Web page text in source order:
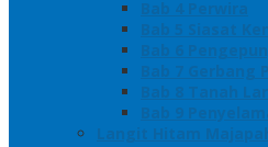
Bab 4 Perwira
Bab 5 Siasat
Bab 6
Bab 7 Gerbang
Bab 8 Tanah
Bab 9
Langit Hitam